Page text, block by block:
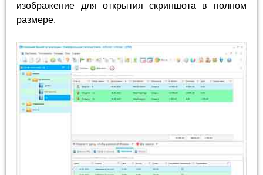
изображение для открытия скриншота в полном
размере.